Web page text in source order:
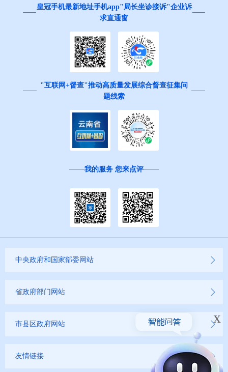
皇冠手机最新地址手机app"局长坐诊接诉"企业诉
求直通窗
"互联网+督查"推动高质量发展综合督查征集问
题线索
我的服务 您来点评
中央政府和国家部委网站
省政府部门网站
市县区政府网站
友情链接
x